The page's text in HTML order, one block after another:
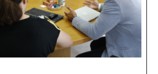
vicepresidente senior de
Systems en Estados Unidos